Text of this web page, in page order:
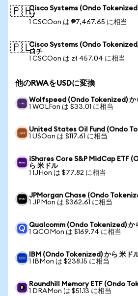
🇵🇭Cisco Systems (Ondo
ソ
1 CSCOon は ₱7,467.65 に相当
🇵🇱Cisco Systems (Ondo
ロチ
1 CSCOon は zł 457.04 に相当
他のRWAをUSDに変換
Wolfspeed (Ondo Tokenized) か
1 WOLFon は $33.01 に相当
United States Oil Fund (Ondo
1 USOon は $117.61 に相当
iShares Core S&P MidCap ETF
ら 米ドル
1 IJHon は $77.82 に相当
JPMorgan Chase (Ondo
1 JPMon は $362.61 に相当
Qualcomm (Ondo Tokenized) か
1 QCOMon は $169.74 に相当
IBM (Ondo Tokenized) から 米ド
1 IBMon は $238.15 に相当
Roundhill Memory ETF (Ondo
1 DRAMon は $51.13 に相当